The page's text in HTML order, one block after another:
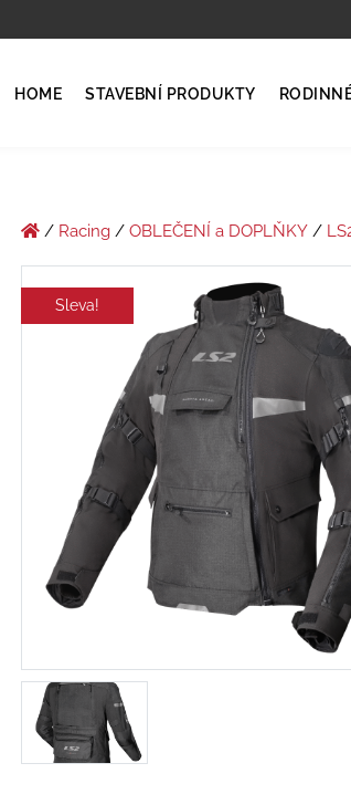
HOME STAVEBNÍ PRODUKTY
/ Racing/ OBLEČENÍ a DOPLŇKY/
Sleva!